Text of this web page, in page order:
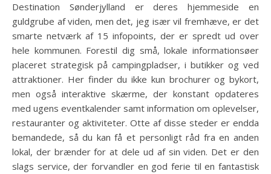
Destination Sønderjylland er deres hjemmeside en
guldgrube af viden, men det, jeg især vil fremhæve, er det
smarte netværk af 15 infopoints, der er spredt ud over
hele kommunen. Forestil dig små, lokale informationsøer
placeret strategisk på campingpladser, i butikker og ved
attraktioner. Her finder du ikke kun brochurer og bykort,
men også interaktive skærme, der konstant opdateres
med ugens eventkalender samt information om oplevelser,
restauranter og aktiviteter. Otte af disse steder er endda
bemandede, så du kan få et personligt råd fra en anden
lokal, der brænder for at dele ud af sin viden. Det er den
slags service, der forvandler en god ferie til en fantastisk